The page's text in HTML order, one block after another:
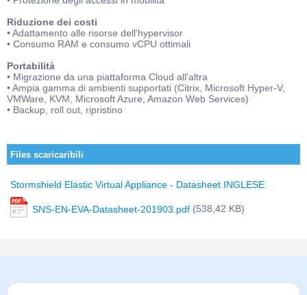
Riduzione dei costi
• Adattamento alle risorse dell'hypervisor
• Consumo RAM e consumo vCPU ottimali
Portabilità
• Migrazione da una piattaforma Cloud all'altra
• Ampia gamma di ambienti supportati (Citrix, Microsoft Hyper-V,
VMWare, KVM, Microsoft Azure, Amazon Web Services)
• Backup, roll out, ripristino
Files scaricaribili
Stormshield Elastic Virtual Appliance - Datasheet INGLESE
SNS-EN-EVA-Datasheet-201903.pdf (538,42 KB)